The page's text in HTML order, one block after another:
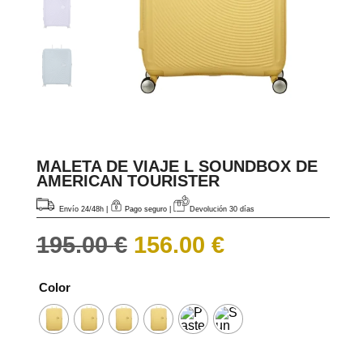
MALETA DE VIAJE L SOUNDBOX DE
AMERICAN TOURISTER
Envío 24/48h| Pago seguro | Devolución 30 días
195.00€ El
precio
195.00 €.
156.00 €El
156.00 €.
Color